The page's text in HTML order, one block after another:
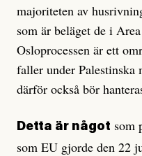
majoriteten av
som är beläget de i
Osloprocessen är ett
faller under
därför också bör
Detta är något som
som EU gjorde den 22